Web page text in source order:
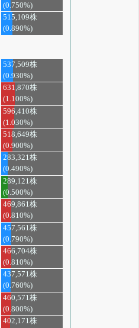
(0.750%)
515,109株
(0.890%)
537,509株
(0.930%)
631,870株
(1.100%)
596,410株
(1.030%)
518,649株
(0.900%)
283,321株
(0.490%)
289,121株
(0.500%)
469,861株
(0.810%)
457,561株
(0.790%)
466,704株
(0.810%)
437,571株
(0.760%)
460,571株
(0.800%)
402,171株